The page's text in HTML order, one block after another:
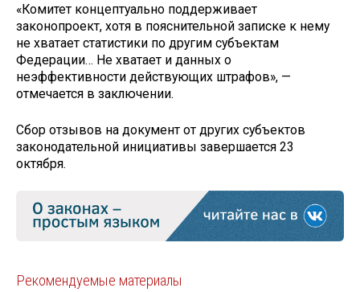
«Комитет концептуально поддерживает
законопроект, хотя в пояснительной записке к нему
не хватает статистики по другим субъектам
Федерации… Не хватает и данных о
неэффективности действующих штрафов», —
отмечается в заключении.
Сбор отзывов на документ от других субъектов
законодательной инициативы завершается 23
октября.
Рекомендуемые материалы